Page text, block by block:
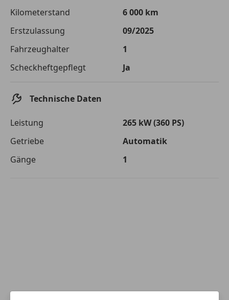
Die tatsächlichen Konditionen sind abhängig von Ihrer Bonität sowie
Jahre. Zinsspanne Sollzinssatz: 2,90% - 14,90%.
Jetzt berechnen
Kilometerstand
6 000 km
Erstzulassung
09/2025
Fahrzeughalter
1
Scheckheftgepflegt
Ja
Technische Daten
Leistung
265 kW (360 PS)
Getriebe
Automatik
Gänge
1